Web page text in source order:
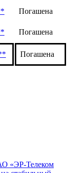
Погашена
Погашена
Погашена
«ЭР-Телеком